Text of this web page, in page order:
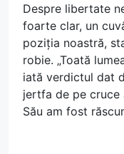
Despre libertate
foarte clar, un
poziția noastră,
robie. „Toată
iată verdictul dat
jertfa de pe cruce
Său am fost